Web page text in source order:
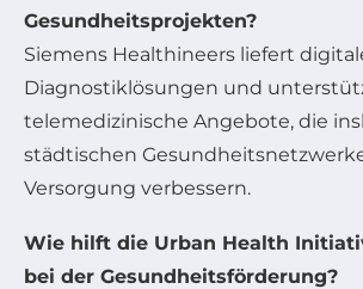
Gesundheitsprojekten?
Siemens Healthineers liefert
Diagnostiklösungen und
telemedizinische Angebote, die
städtischen
Versorgung verbessern.
Wie hilft die Urban Health
bei der Gesundheitsförderung?